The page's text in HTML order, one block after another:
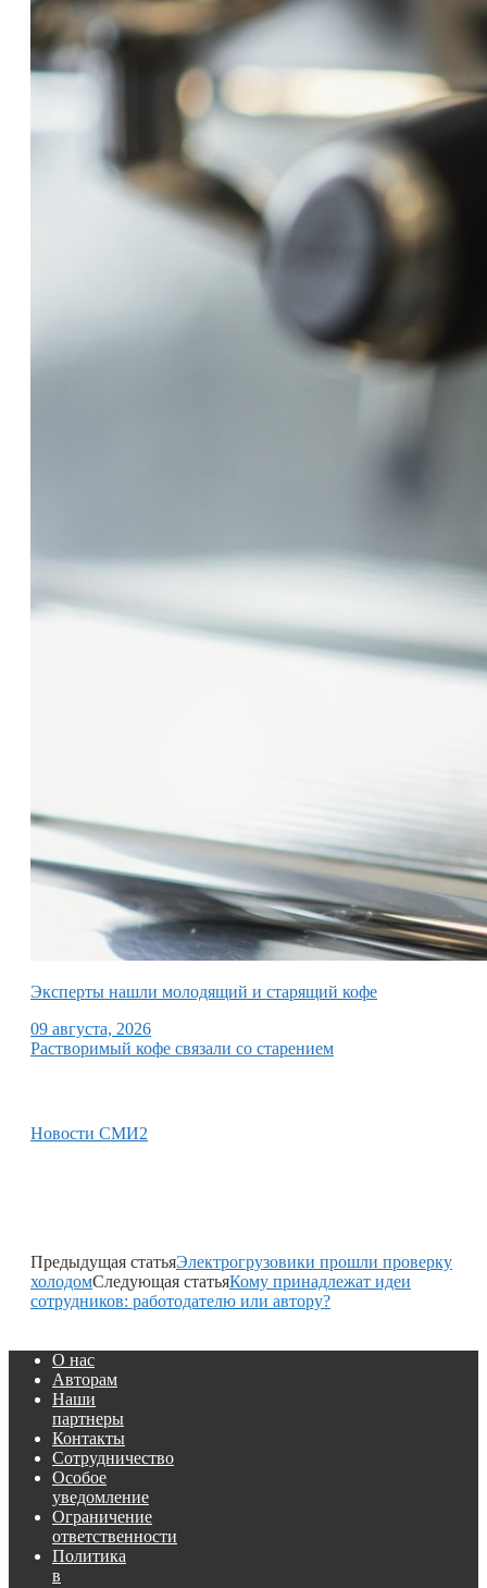
Эксперты нашли молодящий и старящий кофе
09 августа, 2026
Растворимый кофе связали со старением
Новости СМИ2
Предыдущая статьяЭлектрогрузовики прошли проверку
холодомСледующая статьяКому принадлежат идеи
сотрудников: работодателю или автору?
О нас
Авторам
Наши
партнеры
Контакты
Сотрудничество
Особое
уведомление
Ограничение
ответственности
Политика
в